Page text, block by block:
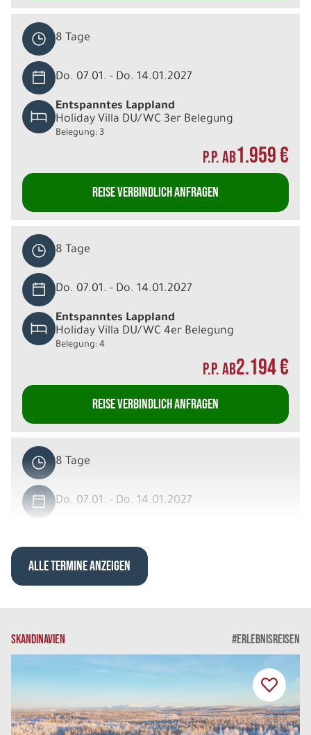
8 Tage
Do. 07.01. - Do. 14.01.2027
Entspanntes Lappland
Holiday Villa DU/WC 3er Belegung
Belegung: 3
P.P. AB1.959 €
REISE VERBINDLICH ANFRAGEN
8 Tage
Do. 07.01. - Do. 14.01.2027
Entspanntes Lappland
Holiday Villa DU/WC 4er Belegung
Belegung: 4
P.P. AB2.194 €
REISE VERBINDLICH ANFRAGEN
8 Tage
Do. 07.01. - Do. 14.01.2027
Do. 07.01. - Do. 14.01.2027
ALLE TERMINE ANZEIGEN
SKANDINAVIEN #ERLEBNISREISEN